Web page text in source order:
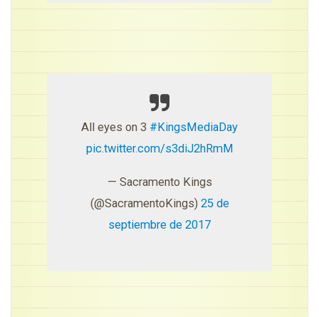
All eyes on 3 #KingsMediaDay
pic.twitter.com/s3diJ2hRmM
— Sacramento Kings
(@SacramentoKings) 25 de
septiembre de 2017